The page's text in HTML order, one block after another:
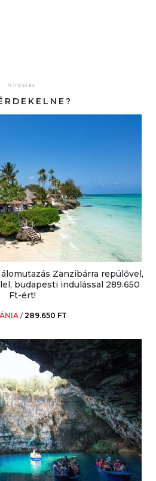
Zanzibárra repülővel,
budapesti indulással 289.650
Ft-ért!
/289.650 FT